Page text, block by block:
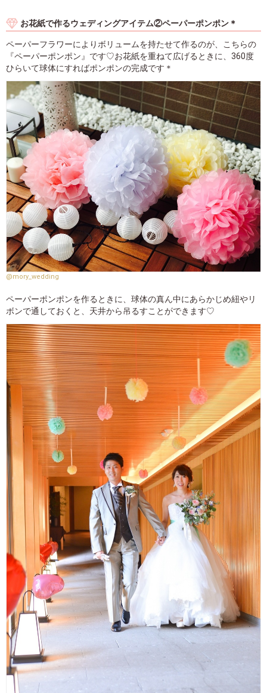
お花紙で作るウェディングアイテム②ペーパーポンポン＊
ペーパーフラワーによりボリュームを持たせて作るのが、こちらの
『ペーパーポンポン』です♡お花紙を重ねて広げるときに、360度
ひらいて球体にすればポンポンの完成です＊
@mory_wedding
ペーパーポンポンを作るときに、球体の真ん中にあらかじめ紐やリ
ボンで通しておくと、天井から吊るすことができます♡